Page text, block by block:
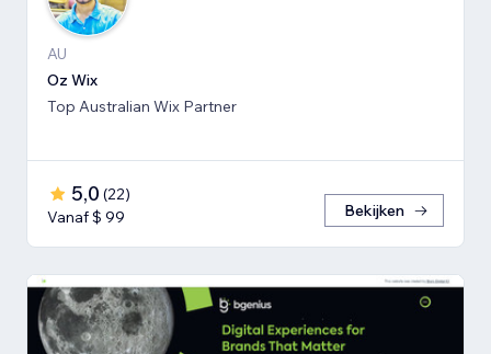
AU
Oz Wix
Top Australian Wix Partner
5,0 (22)
Vanaf $ 99
Bekijken